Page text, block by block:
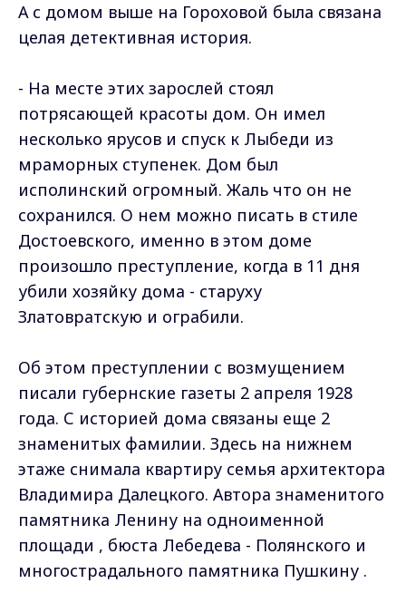
А с домом выше на Гороховой была связана
целая детективная история.
- На месте этих зарослей стоял
потрясающей красоты дом. Он имел
несколько ярусов и спуск к Лыбеди из
мраморных ступенек. Дом был
исполинский огромный. Жаль что он не
сохранился. О нем можно писать в стиле
Достоевского, именно в этом доме
произошло преступление, когда в 11 дня
убили хозяйку дома - старуху
Златовратскую и ограбили.
Об этом преступлении с возмущением
писали губернские газеты 2 апреля 1928
года. С историей дома связаны еще 2
знаменитых фамилии. Здесь на нижнем
этаже снимала квартиру семья архитектора
Владимира Далецкого. Автора знаменитого
памятника Ленину на одноименной
площади , бюста Лебедева - Полянского и
многострадального памятника Пушкину .